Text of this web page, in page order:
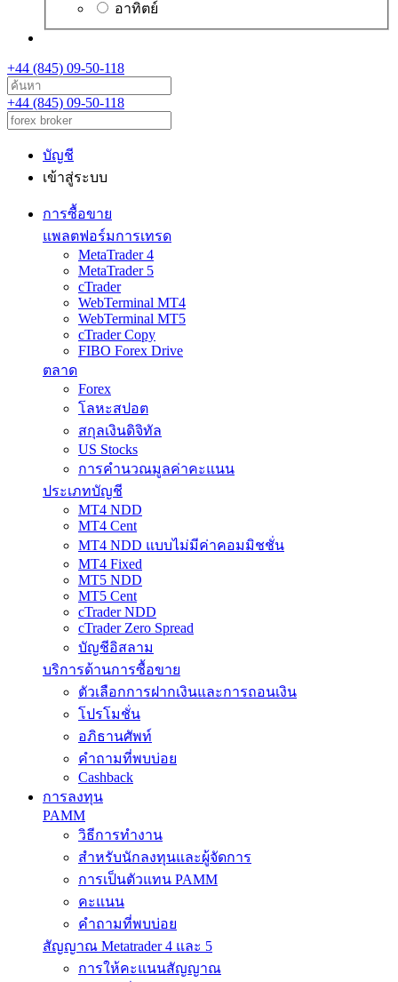
อาทิตย์
+44 (845) 09-50-118
+44 (845) 09-50-118
บัญชี
เข้าสู่ระบบ
การซื้อขาย
แพลตฟอร์มการเทรด
MetaTrader 4
MetaTrader 5
cTrader
WebTerminal MT4
WebTerminal MT5
cTrader Copy
FIBO Forex Drive
ตลาด
Forex
โลหะสปอต
สกุลเงินดิจิทัล
US Stocks
การคำนวณมูลค่าคะแนน
ประเภทบัญชี
MT4 NDD
MT4 Cent
MT4 NDD แบบไม่มีค่าคอมมิชชั่น
MT4 Fixed
MT5 NDD
MT5 Cent
cTrader NDD
cTrader Zero Spread
บัญชีอิสลาม
บริการด้านการซื้อขาย
ตัวเลือกการฝากเงินและการถอนเงิน
โปรโมชั่น
อภิธานศัพท์
คำถามที่พบบ่อย
Cashback
การลงทุน
PAMM
วิธีการทำงาน
สำหรับนักลงทุนและผู้จัดการ
การเป็นตัวแทน PAMM
คะแนน
คำถามที่พบบ่อย
สัญญาณ Metatrader 4 และ 5
การให้คะแนนสัญญาณ